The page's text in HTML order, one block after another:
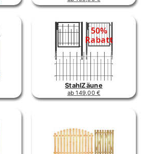
StahlZäune
ab 149,00 €